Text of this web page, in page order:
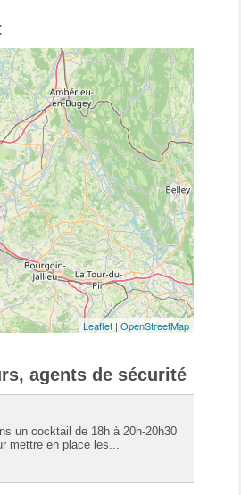
Leaflet| OpenStreetMap
agents de sécurité
un cocktail de 18h à 20h-20h30
mettre en place les...